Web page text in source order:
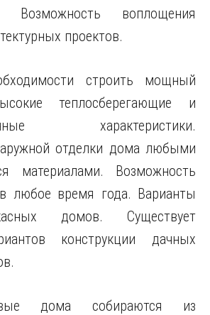
Возможность воплощения
проектов.
строить мощный
теплосберегающие и
характеристики.
отделки дома любыми
материалами. Возможность
в любое время года. Варианты
домов. Существует
конструкции дачных
дома собираются из